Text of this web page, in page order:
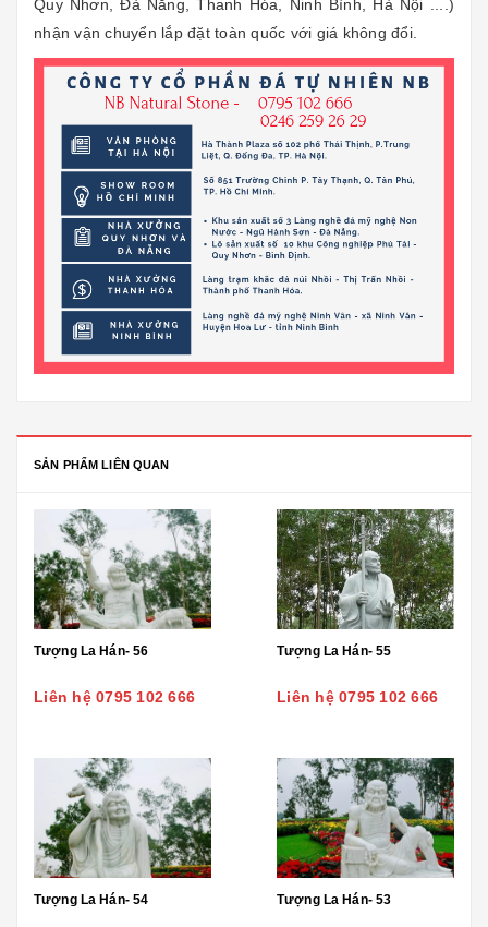
Quy Nhơn, Đà Nẵng, Thanh Hóa, Ninh Bình, Hà Nội ....)
nhận vận chuyển lắp đặt toàn quốc với giá không đổi.
SẢN PHẨM LIÊN QUAN
Tượng La Hán- 56
Liên hệ 0795 102 666
Tượng La Hán- 55
Liên hệ 0795 102 666
Tượng La Hán- 54 Tượng La Hán- 53